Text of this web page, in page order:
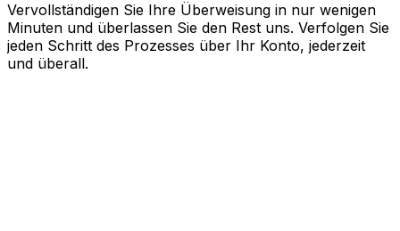
Vervollständigen Sie Ihre Überweisung in nur wenigen
Minuten und überlassen Sie den Rest uns. Verfolgen Sie
jeden Schritt des Prozesses über Ihr Konto, jederzeit
und überall.